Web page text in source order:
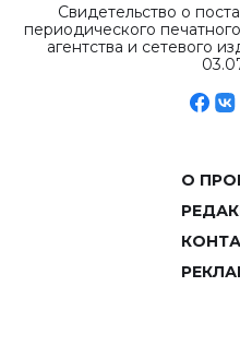
Свидетельство о
периодического
агентства и сетевого
О